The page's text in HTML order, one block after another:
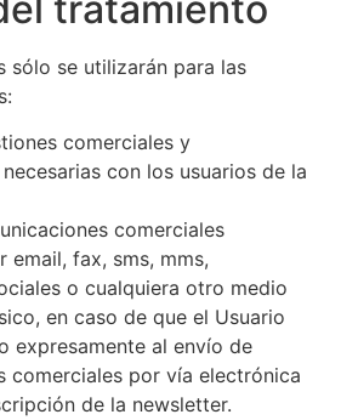
sólo se utilizarán para las
comerciales y
con los usuarios de la
comerciales
email, fax, sms, mms,
o cualquiera otro medio
en caso de que el Usuario
expresamente al envío de
comerciales por vía electrónica
de la newsletter.